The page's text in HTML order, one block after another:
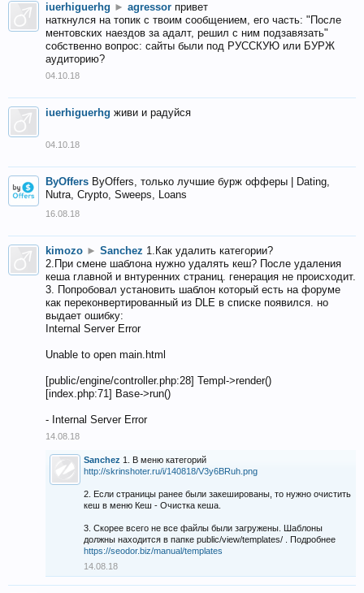
iuerhiguerhg ► agressor привет
наткнулся на топик с твоим сообщением, его часть: "После
ментовских наездов за адалт, решил с ним подзавязать"
собственно вопрос: сайты были под РУССКУЮ или БУРЖ
аудиторию?
04.10.18
iuerhiguerhg живи и радуйся
04.10.18
ByOffers ByOffers, только лучшие бурж офферы | Dating,
Nutra, Crypto, Sweeps, Loans
16.08.18
kimozo ► Sanchez 1.Как удалить категории?
2.При смене шаблона нужно удалять кеш? После удаления
кеша главной и внтуренних страниц. генерация не происходит.
3. Попробовал установить шаблон который есть на форуме
как переконвертированный из DLE в списке появился. но
выдает ошибку:
Internal Server Error
Unable to open main.html
[public/engine/controller.php:28] Templ->render()
[index.php:71] Base->run()
- Internal Server Error
14.08.18
Sanchez 1. В меню категорий
http://skrinshoter.ru/i/140818/V3y6BRuh.png
2. Если страницы ранее были закешированы, то нужно очистить
кеш в меню Кеш - Очистка кеша.
3. Скорее всего не все файлы были загружены. Шаблоны
должны находится в папке public/view/templates/ . Подробнее
https://seodor.biz/manual/templates
14.08.18